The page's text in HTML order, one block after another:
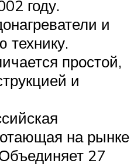
году.
и
технику.
простой,
и
на рынке
27